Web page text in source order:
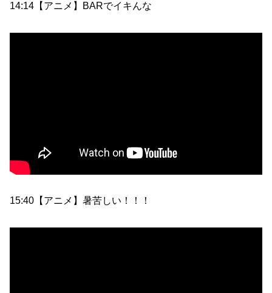
14:14【アニメ】BARでイキんな
15:40【アニメ】暑苦しい！！！